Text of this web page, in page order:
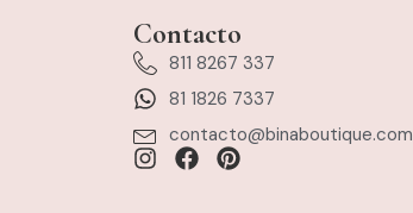
Contacto
811 8267 337
81 1826 7337
contacto@binaboutique.com